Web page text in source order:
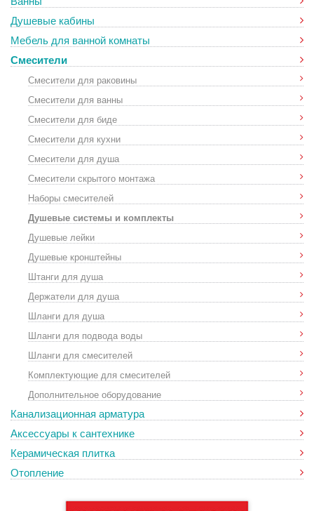
Душевые кабины
Мебель для ванной комнаты
Смесители
Смесители для раковины
Смесители для ванны
Смесители для биде
Смесители для кухни
Смесители для душа
Смесители скрытого монтажа
Наборы смесителей
Душевые системы и комплекты
Душевые лейки
Душевые кронштейны
Штанги для душа
Держатели для душа
Шланги для душа
Шланги для подвода воды
Шланги для смесителей
Комплектующие для смесителей
Дополнительное оборудование
Канализационная арматура
Аксессуары к сантехнике
Керамическая плитка
Отопление